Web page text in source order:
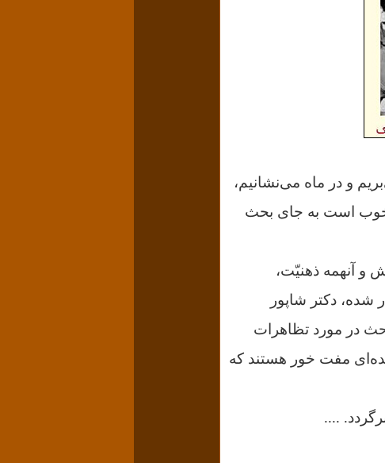
و در ماه می‌نشانیم،
خوب است به جای بحث
و آنهمه ذهنیّت،
دکتر شاپور
در مورد تظاهرات
مفت خور هستند که
....